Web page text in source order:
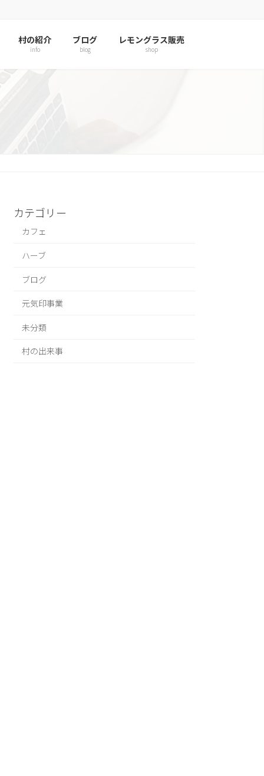
村の紹介
info
ブログ
blog
レモングラス販売
shop
カテゴリー
カフェ
ハーブ
ブログ
元気印事業
未分類
村の出来事